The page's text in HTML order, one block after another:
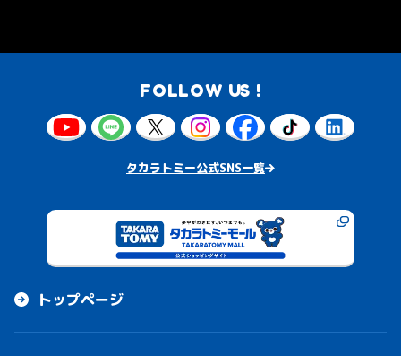
FOLLOW US !
タカラトミー公式SNS一覧
トップページ